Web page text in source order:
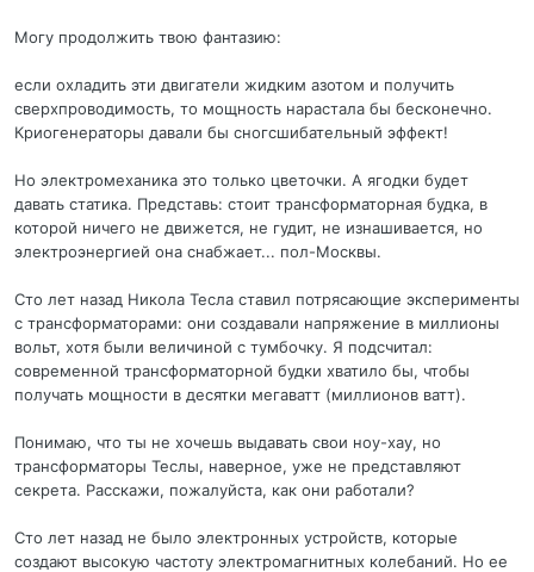
Могу продолжить твою фантазию:
если охладить эти двигатели жидким азотом и получить
сверхпроводимость, то мощность нарастала бы бесконечно.
Криогенераторы давали бы сногсшибательный эффект!
Но электромеханика это только цветочки. А ягодки будет
давать статика. Представь: стоит трансформаторная будка, в
которой ничего не движется, не гудит, не изнашивается, но
электроэнергией она снабжает... пол-Москвы.
Сто лет назад Никола Тесла ставил потрясающие эксперименты
с трансформаторами: они создавали напряжение в миллионы
вольт, хотя были величиной с тумбочку. Я подсчитал:
современной трансформаторной будки хватило бы, чтобы
получать мощности в десятки мегаватт (миллионов ватт).
Понимаю, что ты не хочешь выдавать свои ноу-хау, но
трансформаторы Теслы, наверное, уже не представляют
секрета. Расскажи, пожалуйста, как они работали?
Сто лет назад не было электронных устройств, которые
создают высокую частоту электромагнитных колебаний. Но ее